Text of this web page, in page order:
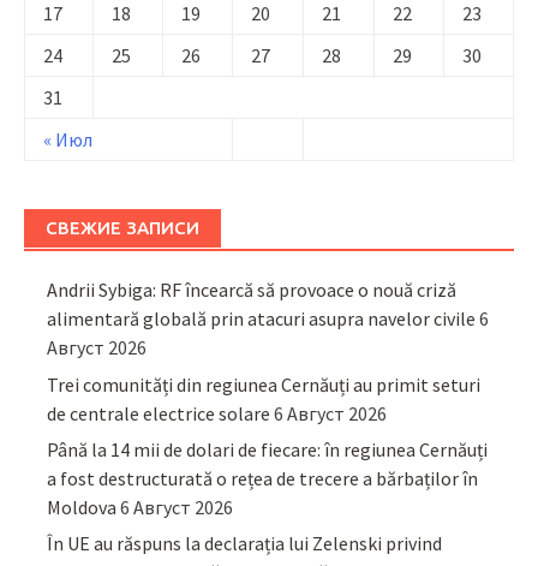
« Июл
17
18 19 20 21 22
23
24
25 26 27 28 29
30
31
СВЕЖИЕ ЗАПИСИ
Andrii Sybiga: RF încearcă să provoace o nouă criză
alimentară globală prin atacuri asupra navelor civile 6
Август 2026
Trei comunități din regiunea Cernăuți au primit seturi
de centrale electrice solare 6 Август 2026
Până la 14 mii de dolari de fiecare: în regiunea Cernăuți
a fost destructurată o rețea de trecere a bărbaților în
Moldova 6 Август 2026
În UE au răspuns la declarația lui Zelenski privind